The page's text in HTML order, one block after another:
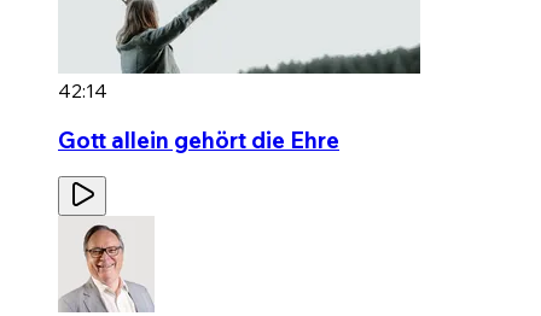
42:14
Gott allein gehört die Ehre